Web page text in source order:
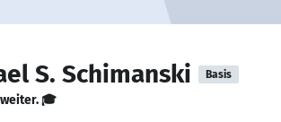
S. Schimanski Basis
🎓